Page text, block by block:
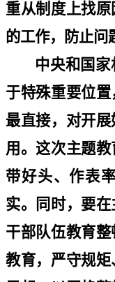
重从制度上找
的工作，防止问
中央和国
于特殊重要位
最直接，对开
用。这次主题
带好头、作表
实。同时，要
干部队伍教育
教育，严守规